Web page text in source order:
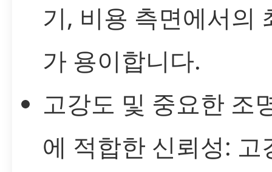
기, 비용 측면에서의
가 용이합니다.
고강도 및 중요한 조
에 적합한 신뢰성: 고